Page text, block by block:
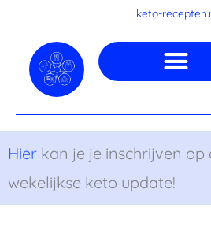
inhoud
keto-
Hier kan je je inschrijven op
wekelijkse keto update!